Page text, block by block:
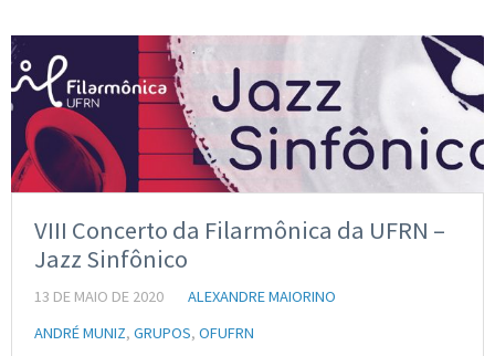
VIII Concerto da Filarmônica da UFRN –
Jazz Sinfônico
13 DE MAIO DE 2020
ALEXANDRE MAIORINO
ANDRÉ MUNIZ, GRUPOS, OFUFRN